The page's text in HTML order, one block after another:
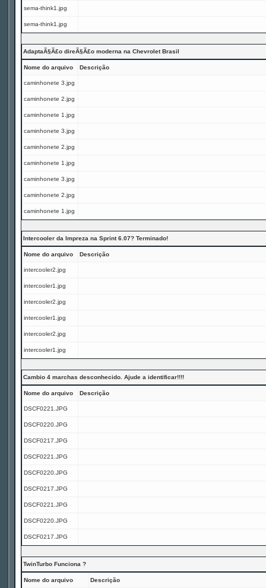
sema-think1.jpg
sema-think1.jpg
AdaptaÃ§Ã£o direÃ§Ã£o moderna na Chevrolet Brasil
Nome do arquivo Descrição
caminhonete 3.jpg
caminhonete 2.jpg
caminhonete 1.jpg
caminhonete 3.jpg
caminhonete 2.jpg
caminhonete 1.jpg
caminhonete 3.jpg
caminhonete 2.jpg
caminhonete 1.jpg
Intercooler da Impreza na Sprint 6.07? Terminado!
Nome do arquivo Descrição
intercooler2.jpg
intercooler1.jpg
intercooler2.jpg
intercooler1.jpg
intercooler2.jpg
intercooler1.jpg
Cambio 4 marchas desconhecido. Ajude a identificar!!!!
Nome do arquivo Descrição
DSCF0221.JPG
DSCF0220.JPG
DSCF0217.JPG
DSCF0221.JPG
DSCF0220.JPG
DSCF0217.JPG
DSCF0221.JPG
DSCF0220.JPG
DSCF0217.JPG
TwinTurbo Funciona ?
Nome do arquivo Descrição